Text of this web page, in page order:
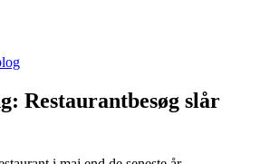
Restaurantbesøg slår